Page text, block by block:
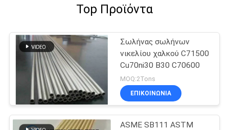
Top Προϊόντα
Σωλήνας σωλήνων
νικελίου χαλκού C71500
Cu70ni30 B30 C70600
MOQ:2Tons
ΕΠΙΚΟΙΝΩΝΊΑ
ASME SB111 ASTM